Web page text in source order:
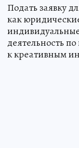
Подать заявку
как
деятельность
к креативным